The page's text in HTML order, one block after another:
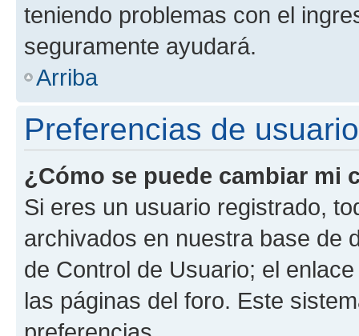
teniendo problemas con el
seguramente ayudará.
Arriba
Preferencias de
¿Cómo se puede cambiar mi
Si eres un usuario registrado,
archivados en nuestra base de
de Control de Usuario; el
las páginas del foro. Este